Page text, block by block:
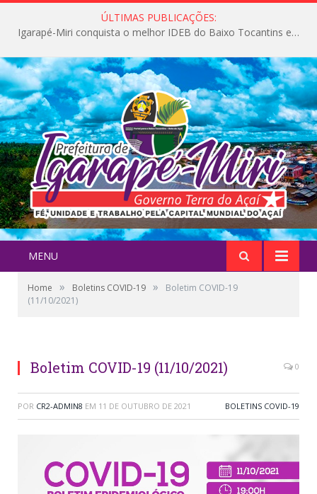
ÚLTIMAS PUBLICAÇÕES:
Igarapé-Miri conquista o melhor IDEB do Baixo Tocantins e avança na qualidade da educação pública
MENU
Home » Boletins COVID-19 »
Boletim COVID-19
(11/10/2021)
Boletim COVID-19 (11/10/2021) 0
POR CR2-ADMIN8 EM 11 DE OUTUBRO DE 2021 BOLETINS COVID-19